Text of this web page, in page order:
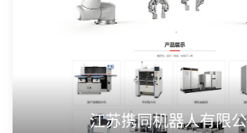
江苏携同机器人有限